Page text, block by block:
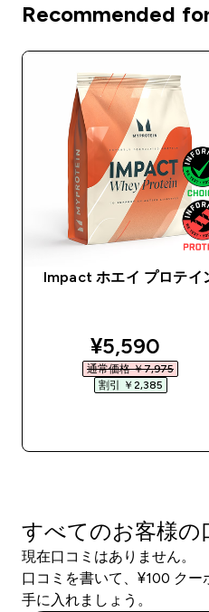
Recommended
Impact ホエイ プロテイ
discounted
¥5,590‎
通常価格 ￥7,975‎
割引 ￥2,385‎
すべてのお客様の
現在口コミはありません。
口コミを書いて、¥100 ク
手に入れましょう。